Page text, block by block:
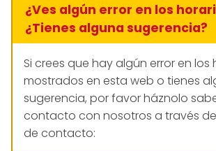
¿Ves algún error en los
¿Tienes alguna sugerencia?
Si crees que hay algún error en los
mostrados en esta web o tienes
sugerencia, por favor háznolo
contacto con nosotros a través
de contacto: